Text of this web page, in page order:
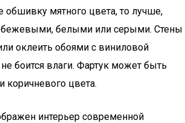
обшивку мятного цвета, то лучше,
белыми или серыми. Стены
оклеить обоями с виниловой
не боится влаги. Фартук может быть
коричневого цвета.
интерьер современной